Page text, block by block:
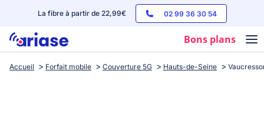
La fibre à partir de 22,99€ 02 99 36 30 54
Bons plans
Box internet
Accueil Forfait mobile Couverture 5G Hauts-de-Seine